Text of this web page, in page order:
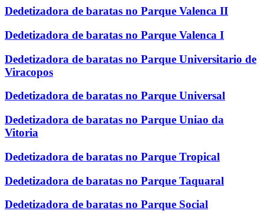
Dedetizadora de baratas no Parque Valenca II
Dedetizadora de baratas no Parque Valenca I
Dedetizadora de baratas no Parque Universitario de
Viracopos
Dedetizadora de baratas no Parque Universal
Dedetizadora de baratas no Parque Uniao da
Vitoria
Dedetizadora de baratas no Parque Tropical
Dedetizadora de baratas no Parque Taquaral
Dedetizadora de baratas no Parque Social